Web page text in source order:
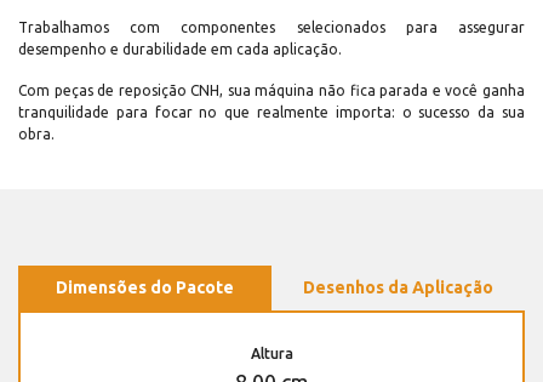
Trabalhamos com componentes selecionados para assegurar
desempenho e durabilidade em cada aplicação.
Com peças de reposição CNH, sua máquina não fica parada e você ganha
tranquilidade para focar no que realmente importa: o sucesso da sua
obra.
Dimensões do Pacote Desenhos da Aplicação
Altura